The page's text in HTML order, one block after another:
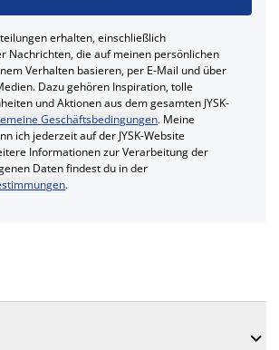
erhalten, einschließlich
Nachrichten, die auf meinen persönlichen
Verhalten basieren, per E-Mail und über
Dazu gehören Inspiration, tolle
und Aktionen aus dem gesamten JYSK-
Geschäftsbedingungen. Meine
ich jederzeit auf der JYSK-Website
Informationen zur Verarbeitung der
Daten findest du in der
.
